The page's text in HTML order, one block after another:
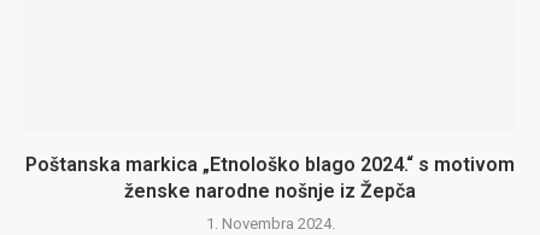
Poštanska markica „Etnološko blago 2024.“ s motivom
ženske narodne nošnje iz Žepča
1. Novembra 2024.